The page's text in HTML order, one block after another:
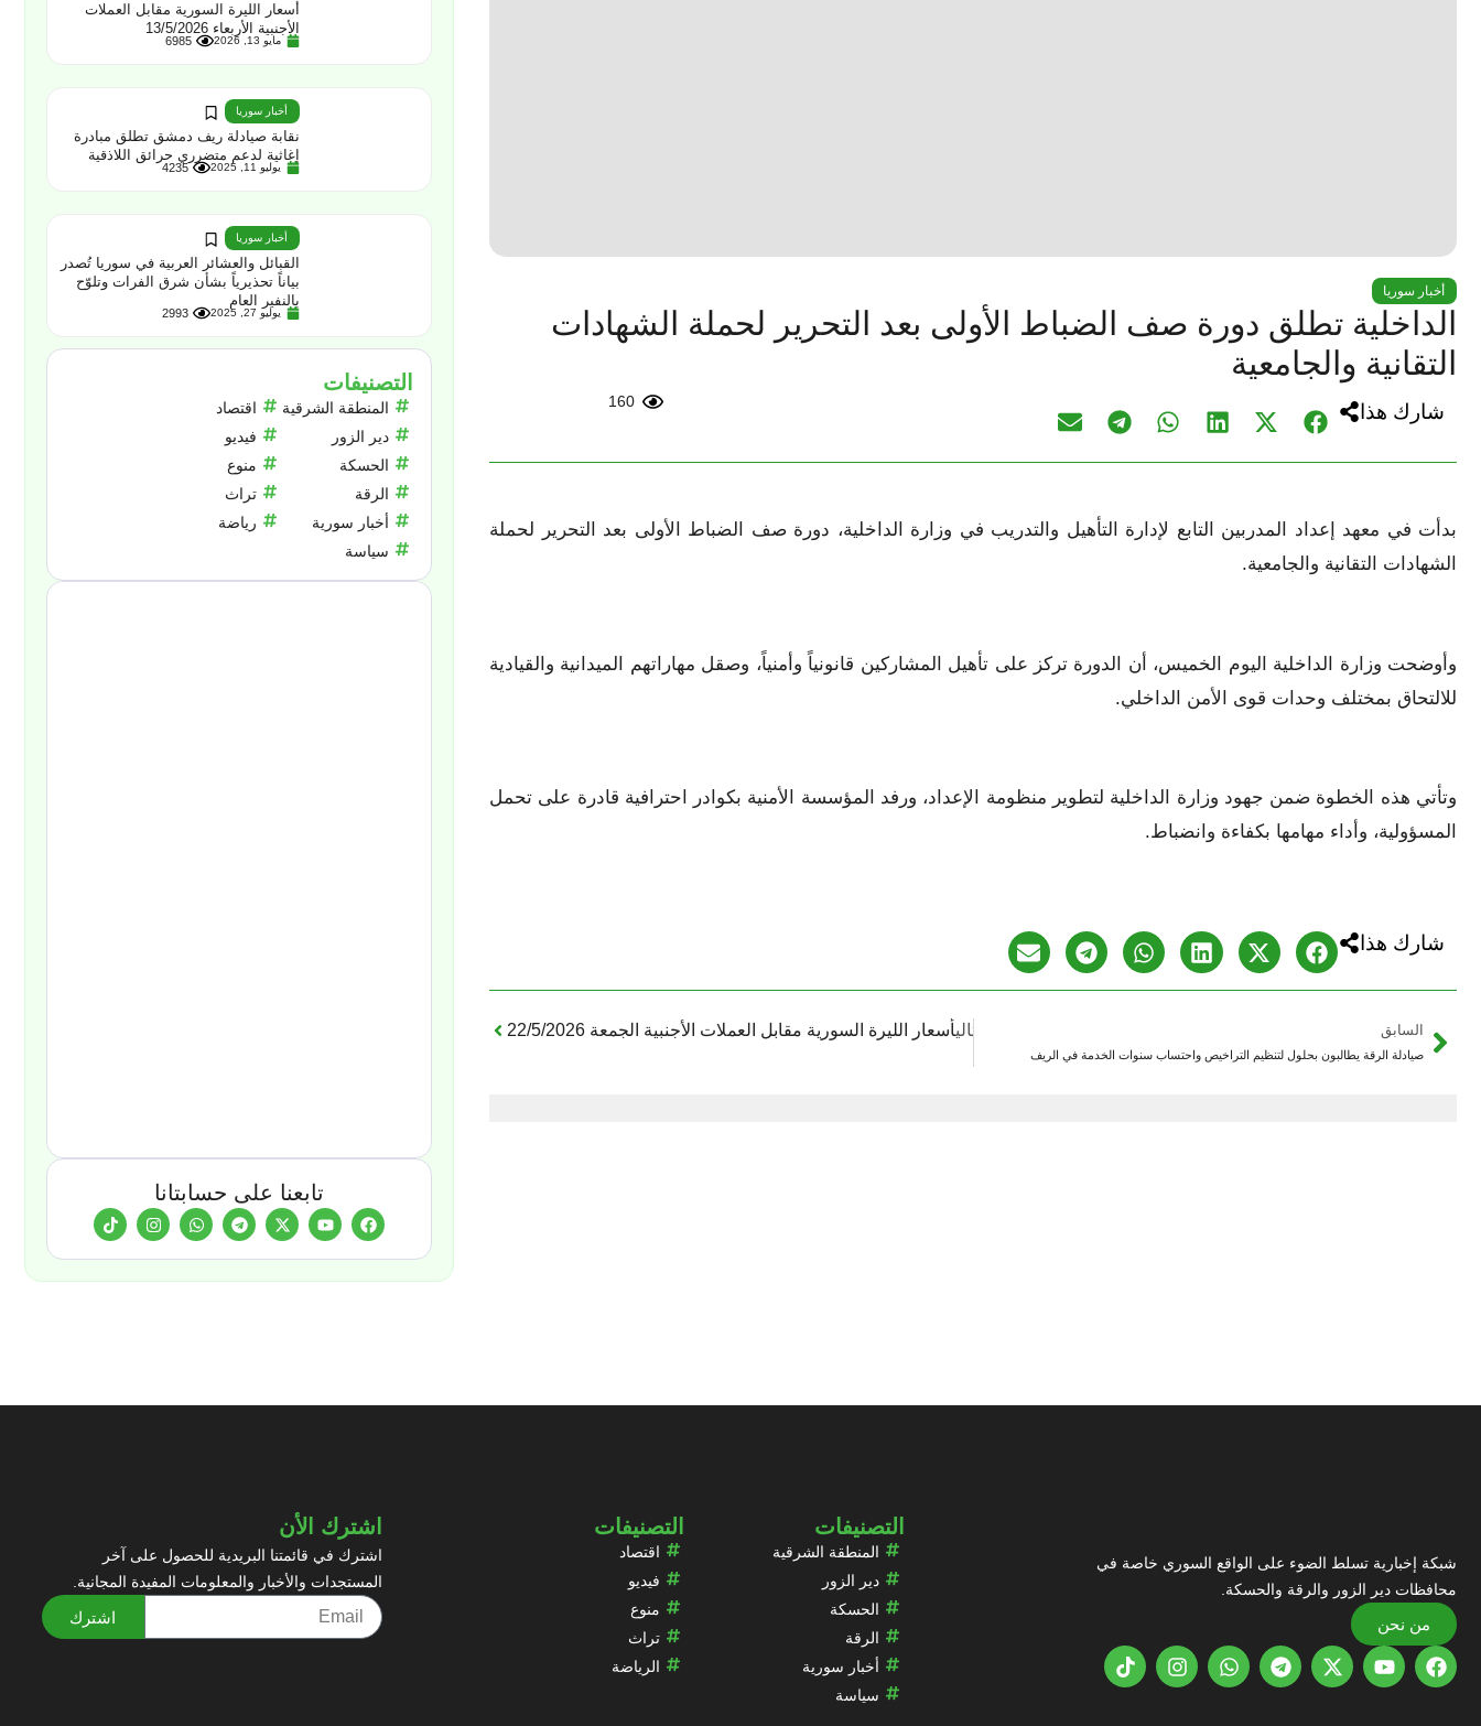
أخبار سوريا
الداخلية تطلق دورة صف الضباط الأولى بعد التحرير لحملة الشهادات
التقانية والجامعية‏
شارك هذا 160
بدأت في معهد إعداد المدربين التابع لإدارة التأهيل والتدريب في وزارة الداخلية، دورة صف الضباط الأولى بعد التحرير ‏لحملة
الشهادات التقانية والجامعية.‏
وأوضحت وزارة الداخلية اليوم الخميس، أن الدورة تركز على تأهيل المشاركين قانونياً وأمنياً، وصقل مهاراتهم الميدانية ‏والقيادية
للالتحاق بمختلف وحدات قوى الأمن الداخلي.‏
وتأتي هذه الخطوة ضمن جهود وزارة الداخلية لتطوير منظومة الإعداد، ورفد المؤسسة الأمنية بكوادر احترافية قادرة على ‏تحمل
المسؤولية، وأداء مهامها بكفاءة وانضباط.‏
شارك هذا
السابق
صيادلة الرقة يطالبون بحلول لتنظيم التراخيص واحتساب سنوات الخدمة في الريف
التاليأسعار الليرة السورية مقابل العملات الأجنبية الجمعة 22/5/2026
أسعار الليرة السورية مقابل العملات
الأجنبية الأربعاء 13/5/2026
مايو 13, 2026 6985
أخبار سوريا
نقابة صيادلة ريف دمشق تطلق مبادرة
إغاثية لدعم متضرري حرائق اللاذقية
يوليو 11, 2025 4235
أخبار سوريا
القبائل والعشائر العربية في سوريا تُصدر
بياناً تحذيرياً بشأن شرق الفرات وتلوّح
بالنفير العام
يوليو 27, 2025 2993
التصنيفات
المنطقة الشرقية
دير الزور
الحسكة
الرقة
أخبار سورية
سياسة
اقتصاد
فيديو
منوع
تراث
رياضة
تابعنا على حسابتانا
شبكة إخبارية تسلط الضوء على الواقع السوري خاصة في
محافظات دير الزور والرقة والحسكة.
من نحن
التصنيفات
المنطقة الشرقية
دير الزور
الحسكة
الرقة
أخبار سورية
سياسة
التصنيفات
اقتصاد
فيديو
منوع
تراث
الرياضة
اشترك الأن
اشترك في قائمتنا البريدية للحصول على آخر
المستجدات والأخبار والمعلومات المفيدة المجانية.
اشترك